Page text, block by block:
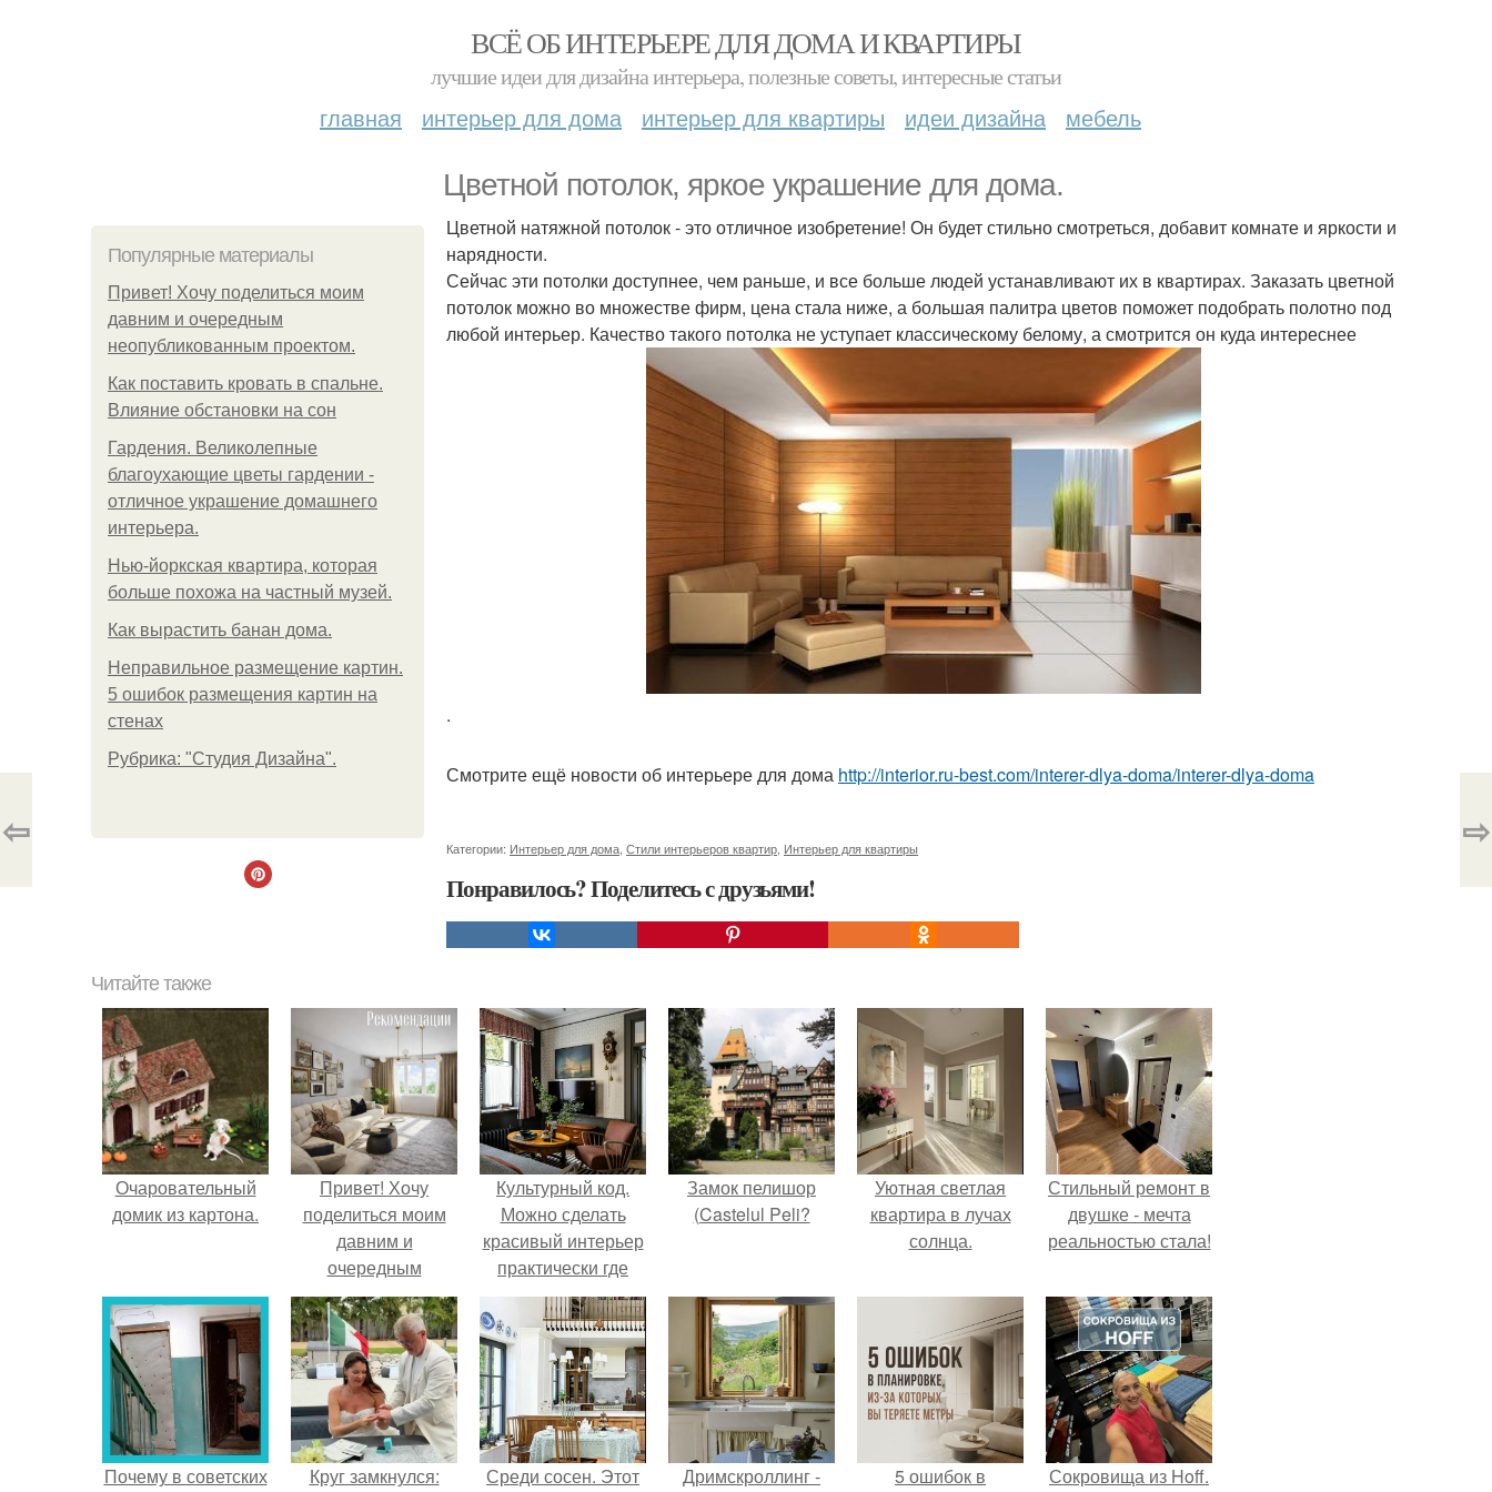
ВСЁ ОБ ИНТЕРЬЕРЕ ДЛЯ ДОМА И КВАРТИРЫ
лучшие идеи для дизайна интерьера, полезные советы, интересные статьи
главная интерьер для дома интерьер для квартиры идеи дизайна мебель
Цветной потолок, яркое украшение для дома.
Популярные материалы
Привет! Хочу поделиться моим
давним и очередным
неопубликованным проектом.
Как поставить кровать в спальне.
Влияние обстановки на сон
Гардения. Великолепные
благоухающие цветы гардении -
отличное украшение домашнего
интерьера.
Нью-йоркская квартира, которая
больше похожа на частный музей.
Как вырастить банан дома.
Неправильное размещение картин.
5 ошибок размещения картин на
стенах
Рубрика: "Студия Дизайна".
Цветной натяжной потолок - это отличное изобретение! Он будет стильно смотреться, добавит комнате и яркости и
нарядности.
Сейчас эти потолки доступнее, чем раньше, и все больше людей устанавливают их в квартирах. Заказать цветной
потолок можно во множестве фирм, цена стала ниже, а большая палитра цветов поможет подобрать полотно под
любой интерьер. Качество такого потолка не уступает классическому белому, а смотрится он куда интереснее
.
Смотрите ещё новости об интерьере для дома http://interior.ru-best.com/interer-dlya-doma/interer-dlya-doma
Категории: Интерьер для дома Стили интерьеров квартир Интерьер для квартиры
Понравилось? Поделитесь с друзьями!
⇦ ⇨
Читайте также
Очаровательный
домик из картона.
Привет! Хочу
поделиться моим
давним и
очередным
неопубликованным
проектом.
Культурный код.
Можно сделать
красивый интерьер
практически где
угодно.
Замок пелишор
(Castelul Peli?
Уютная светлая
квартира в лучах
солнца.
Стильный ремонт в
двушке - мечта
реальностью стала!
Почему в советских
Круг замкнулся:
Среди сосен. Этот
Дримскроллинг -
5 ошибок в
Сокровища из Hoff.